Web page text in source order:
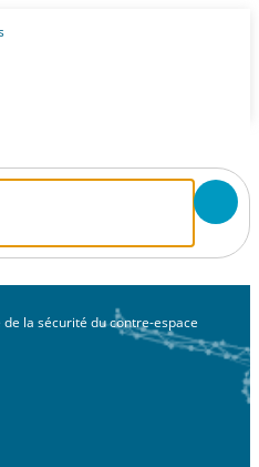
de la sécurité du contre-espace